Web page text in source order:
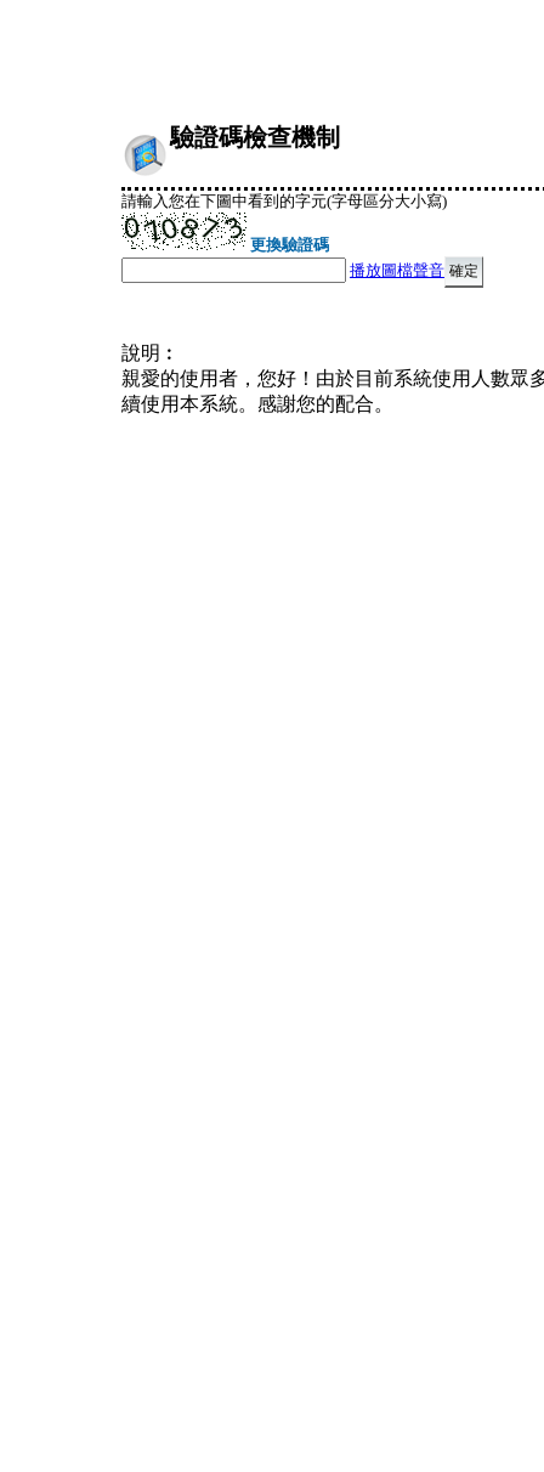
驗證碼檢查機制
請輸入您在下圖中看到的字元(字母區分大小寫)
更換驗證碼
播放圖檔聲音
說明︰
親愛的使用者，您好！由於目前系統使用人數眾
續使用本系統。感謝您的配合。